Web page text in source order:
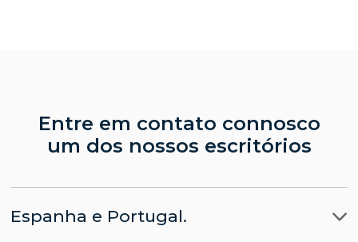
Entre em contato connosco
um dos nossos escritórios
Espanha e Portugal.